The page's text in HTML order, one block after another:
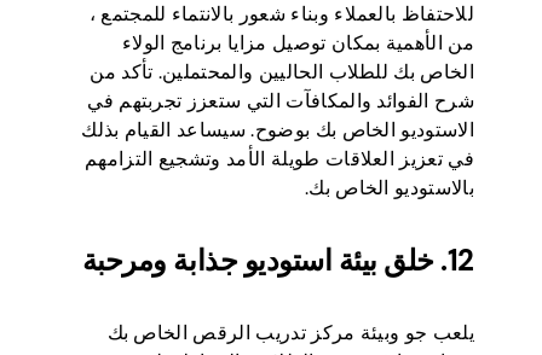
للاحتفاظ بالعملاء وبناء شعور بالانتماء للمجتمع ،
من الأهمية بمكان توصيل مزايا برنامج الولاء
الخاص بك للطلاب الحاليين والمحتملين. تأكد من
شرح الفوائد والمكافآت التي ستعزز تجربتهم في
الاستوديو الخاص بك بوضوح. سيساعد القيام بذلك
في تعزيز العلاقات طويلة الأمد وتشجيع التزامهم
بالاستوديو الخاص بك.
12. خلق بيئة استوديو جذابة ومرحبة
يلعب جو وبيئة مركز تدريب الرقص الخاص بك